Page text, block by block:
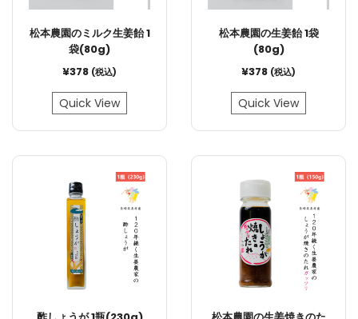
松本農園のミルク生姜飴 1
袋(80g)
¥378 (税込)
Quick View
松本農園の生姜飴 1袋
(80g)
¥378 (税込)
Quick View